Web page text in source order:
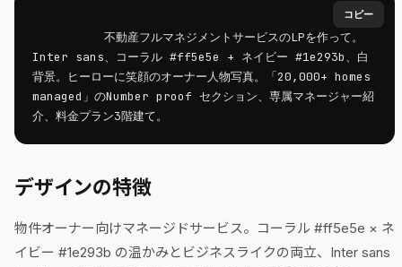
コピー
不動産フルマネジメントサービスのLPを作って。
Inter sans、コーラル #ff5e5e + ネイビー #1e293b、白
背景。ヒーローに笑顔のオーナー人物写真。「20,000+ homes
managed」のNumber proof セクション、専属マネージャー紹
介、料金プラン3階建て。
デザインの特徴
物件オーナー向けマネージドサービス。コーラル #ff5e5e × ネ
イビー #1e293b の温かみとビジネスライクの両立、Inter sans